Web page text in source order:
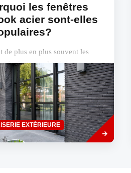
les fenêtres
acier sont-elles
de plus en plus souvent les
fenêtres en aluminium
L'aspect de l'acier, avec les
de l'aluminium.
EXTÉRIEURE
Savoir
plus